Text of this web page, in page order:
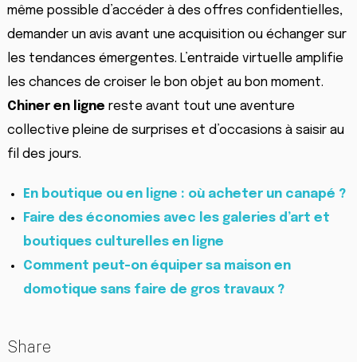
même possible d’accéder à des offres confidentielles,
demander un avis avant une acquisition ou échanger sur
les tendances émergentes. L’entraide virtuelle amplifie
les chances de croiser le bon objet au bon moment.
Chiner en ligne reste avant tout une aventure
collective pleine de surprises et d’occasions à saisir au
fil des jours.
En boutique ou en ligne : où acheter un canapé ?
Faire des économies avec les galeries d’art et
boutiques culturelles en ligne
Comment peut-on équiper sa maison en
domotique sans faire de gros travaux ?
Share